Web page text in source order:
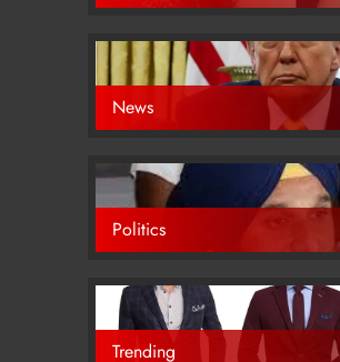
News
Politics
Trending